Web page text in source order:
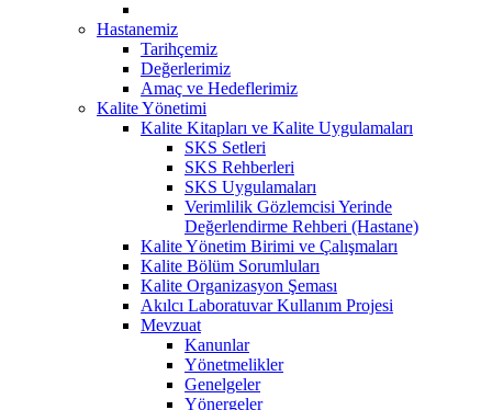
Hastanemiz
Tarihçemiz
Değerlerimiz
Amaç ve Hedeflerimiz
Kalite Yönetimi
Kalite Kitapları ve Kalite Uygulamaları
SKS Setleri
SKS Rehberleri
SKS Uygulamaları
Verimlilik Gözlemcisi Yerinde
Değerlendirme Rehberi (Hastane)
Kalite Yönetim Birimi ve Çalışmaları
Kalite Bölüm Sorumluları
Kalite Organizasyon Şeması
Akılcı Laboratuvar Kullanım Projesi
Mevzuat
Kanunlar
Yönetmelikler
Genelgeler
Yönergeler